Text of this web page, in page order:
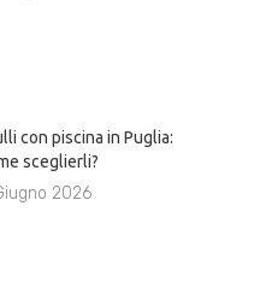
con piscina in Puglia:
sceglierli?
2026